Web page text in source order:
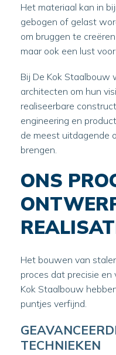
Het materiaal kan in
gebogen of gelast
om bruggen te
maar ook een lust
Bij De Kok Staalbouw
architecten om hun
realiseerbare
engineering en
de meest uitdagende
brengen.
ONS
Het bouwen van
proces dat precisie en
Kok Staalbouw
puntjes verfijnd.
TECHNIEKEN